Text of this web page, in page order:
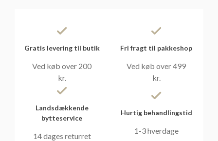
Gratis levering til butik
Ved køb over 200
kr.
Fri fragt til pakkeshop
Ved køb over 499
kr.
Landsdækkende
bytteservice
14 dages returret
Hurtig behandlingstid
1-3 hverdage